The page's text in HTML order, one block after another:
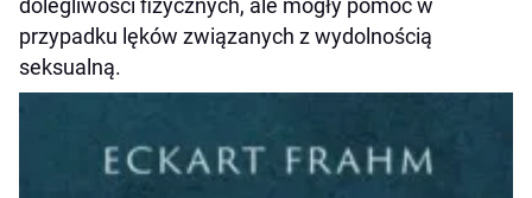
dolegliwości fizycznych, ale mogły pomóc w
przypadku lęków związanych z wydolnością
seksualną.